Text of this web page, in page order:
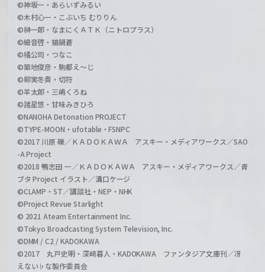
©神坂一・あらいずみるい
©木村心一・こぶいち むりりん
©榊一郎・なまにくＡＴＫ（ニトロプラス）
©細音啓・猫鍋蒼
©橘公司・つなこ
©築地俊彦・駒都え～じ
©柳実冬貴・切符
©羊太郎・三嶋くろね
©諸星悠・甘味みきひろ
©NANOHA Detonation PROJECT
©TYPE-MOON・ufotable・FSNPC
©2017 川原 礫／ＫＡＤＯＫＡＷＡ アスキー・メディアワークス／SAO
-A Project
©2018 鴨志田 一／ＫＡＤＯＫＡＷＡ アスキー・メディアワークス／青
ブタ Project イラスト／溝口ケージ
©CLAMP・ST／講談社・NEP・NHK
©Project Revue Starlight
© 2021 Ateam Entertainment Inc.
©Tokyo Broadcasting System Television, Inc.
©DMM / C2 / KADOKAWA
©2017 丸戸史明・深崎暮人・KADOKAWA ファンタジア文庫刊／冴
えない♭な製作委員会